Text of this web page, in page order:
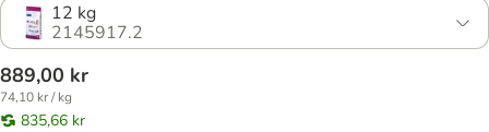
12 kg
2145917.2
889,00 kr
74,10 kr / kg
835,66 kr